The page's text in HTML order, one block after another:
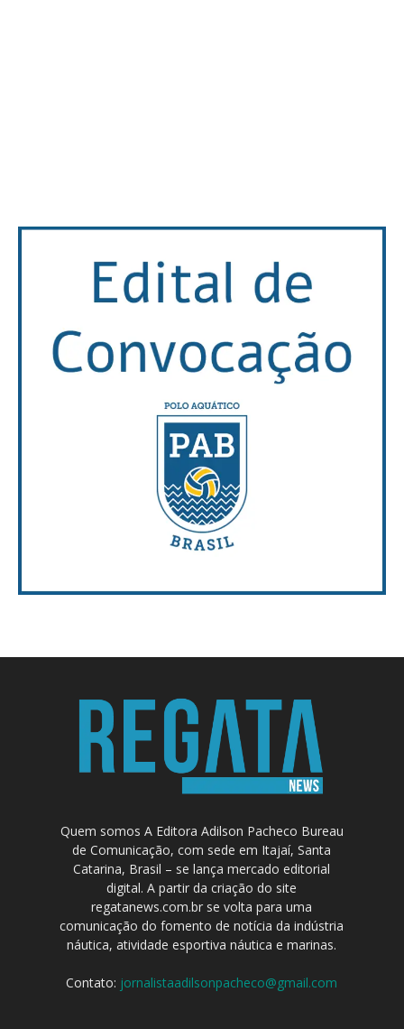
Quem somos A Editora Adilson Pacheco Bureau
de Comunicação, com sede em Itajaí, Santa
Catarina, Brasil – se lança mercado editorial
digital. A partir da criação do site
regatanews.com.br se volta para uma
comunicação do fomento de notícia da indústria
náutica, atividade esportiva náutica e marinas.
Contato: jornalistaadilsonpacheco@gmail.com